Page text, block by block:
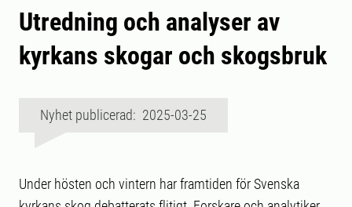
Utredning och analyser av
kyrkans skogar och skogsbruk
Nyhet publicerad: 2025-03-25
Under hösten och vintern har framtiden för Svenska